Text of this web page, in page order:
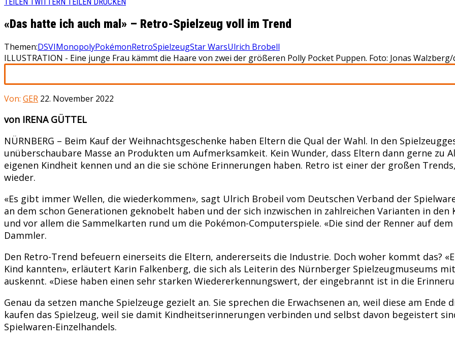
«Das hatte ich auch mal» – Retro-Spielzeug voll im Trend
Themen:DSVIMonopolyPokémonRetroSpielzeugStar WarsUlrich Brobell
ILLUSTRATION - Eine junge Frau kämmt die Haare von zwei der größeren Polly Pocket Puppen. Foto: Jonas Walzberg/
Von: GER 22. November 2022
von IRENA GÜTTEL
NÜRNBERG – Beim Kauf der Weihnachtsgeschenke haben Eltern die Qual der Wahl. In den
unüberschaubare Masse an Produkten um Aufmerksamkeit. Kein Wunder, dass Eltern dann gerne zu
eigenen Kindheit kennen und an die sie schöne Erinnerungen haben. Retro ist einer der großen
wieder.
«Es gibt immer Wellen, die wiederkommen», sagt Ulrich Brobeil vom Deutschen Verband der
an dem schon Generationen geknobelt haben und der sich inzwischen in zahlreichen Varianten in
und vor allem die Sammelkarten rund um die Pokémon-Computerspiele. «Die sind der Renner auf
Dammler.
Den Retro-Trend befeuern einerseits die Eltern, andererseits die Industrie. Doch woher kommt das?
Kind kannten», erläutert Karin Falkenberg, die sich als Leiterin des Nürnberger Spielzeugmuseums
auskennt. «Diese haben einen sehr starken Wiedererkennungswert, der eingebrannt ist in die
Genau da setzen manche Spielzeuge gezielt an. Sie sprechen die Erwachsenen an, weil diese am Ende
kaufen das Spielzeug, weil sie damit Kindheitserinnerungen verbinden und selbst davon begeistert
Spielwaren-Einzelhandels.